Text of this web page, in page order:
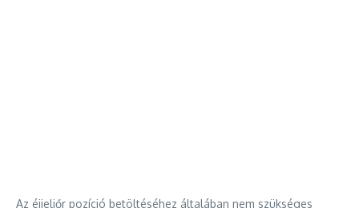
Az éjjeliőr pozíció betöltéséhez általában nem szükséges